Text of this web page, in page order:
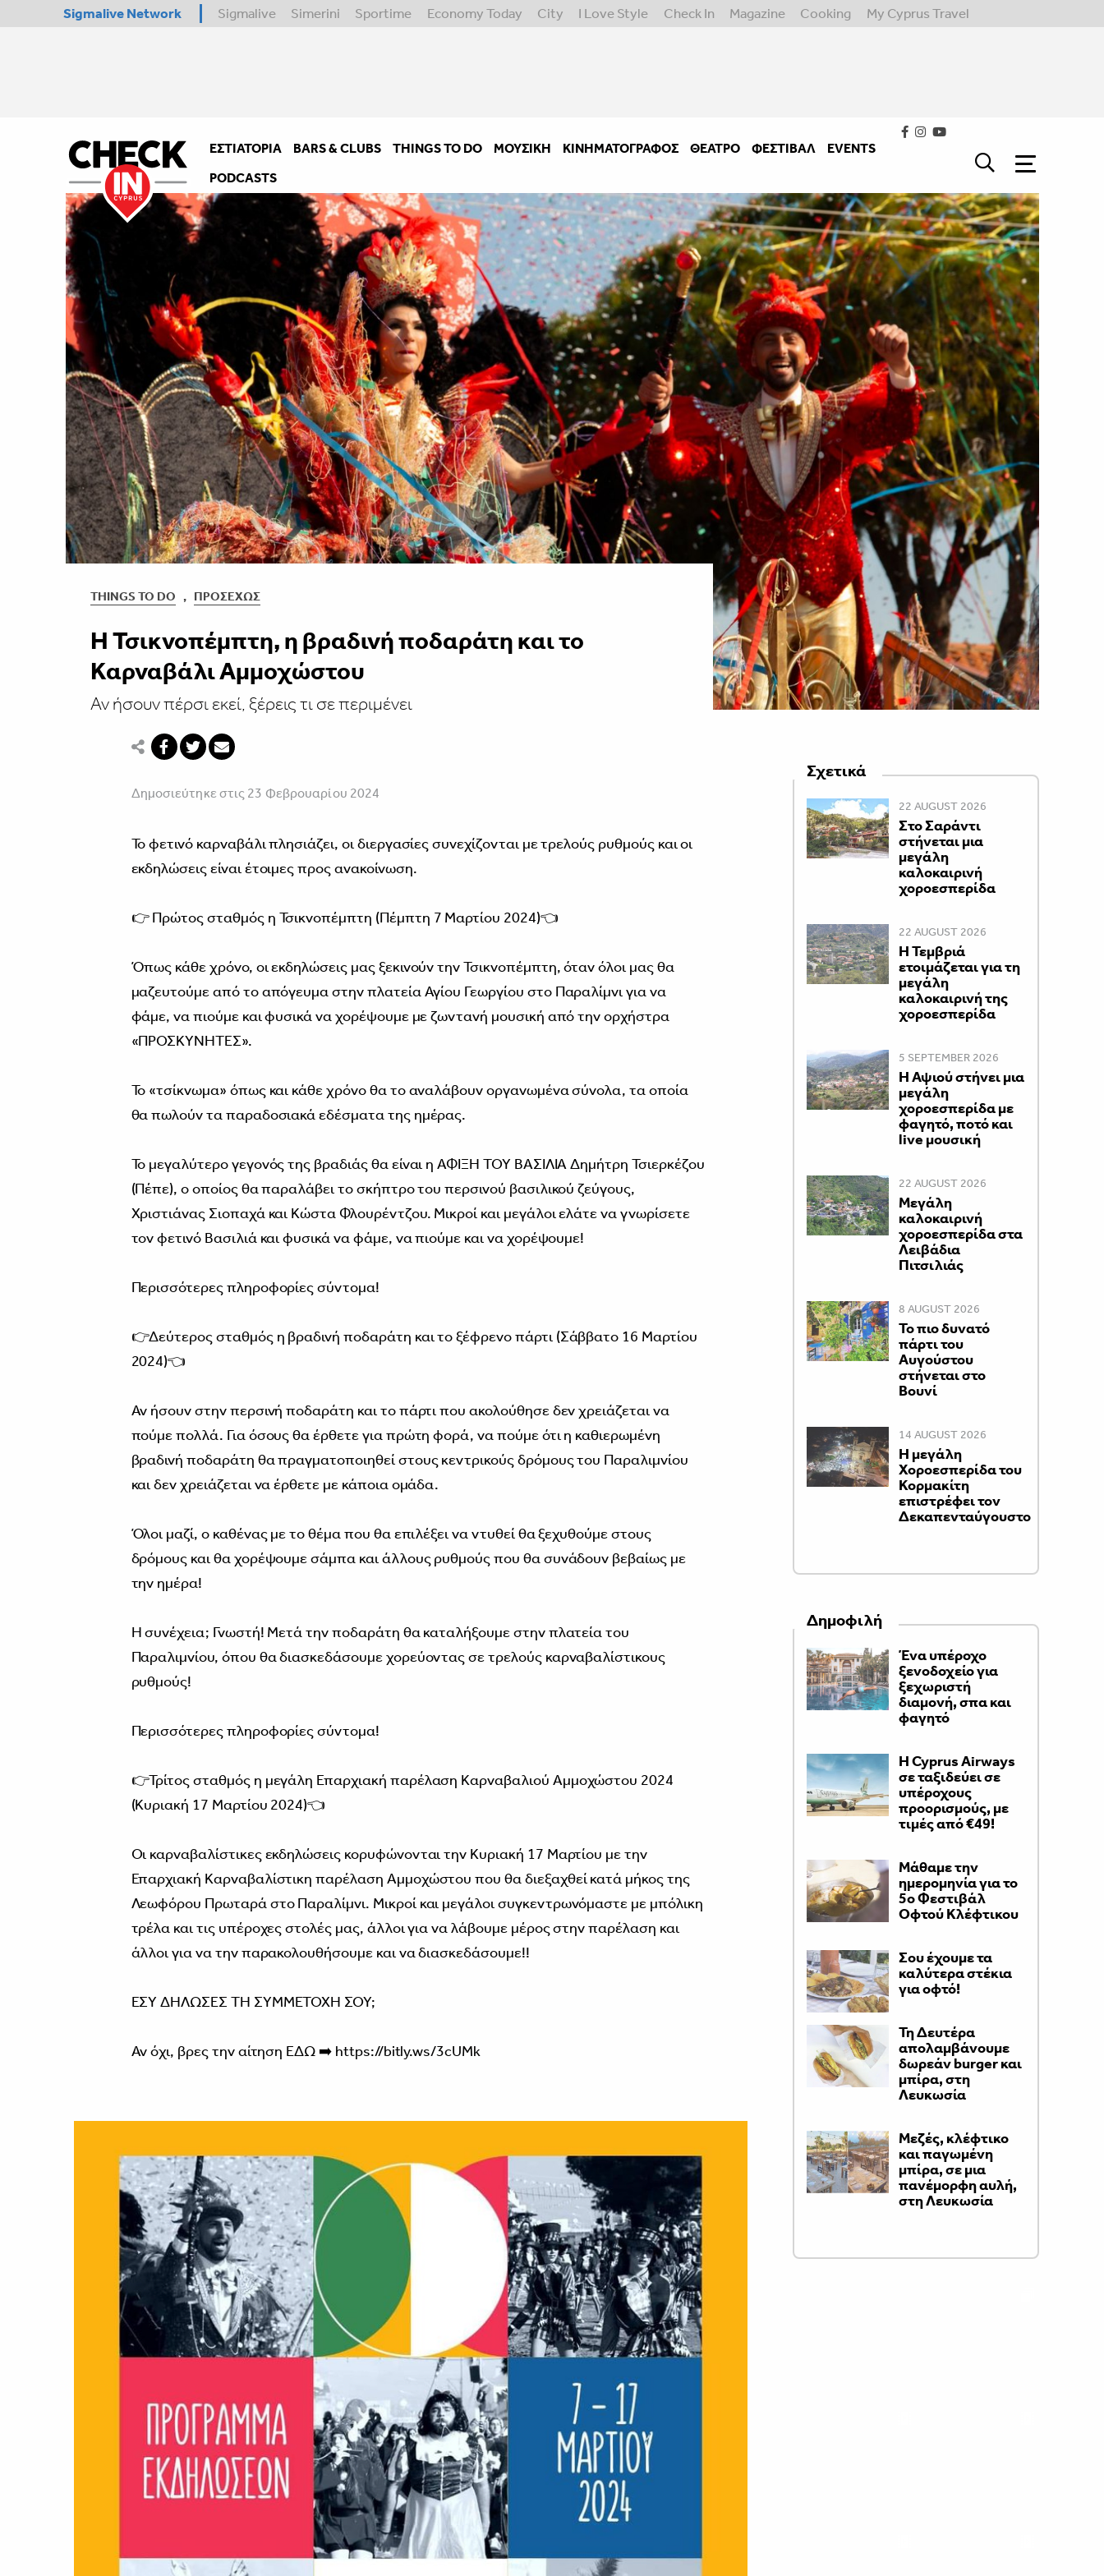
Sigmalive Network Sigmalive Simerini Sportime Economy Today City I Love Style Check In Magazine Cooking My Cyprus Travel
ΕΣΤΙΑΤΌΡΙΑ BARS & CLUBS THINGS TO DO ΜΟΥΣΙΚΉ ΚΙΝΗΜΑΤΟΓΡΆΦΟΣ ΘΈΑΤΡΟ ΦΕΣΤΙΒΑΛ
EVENTS
PODCASTS
THINGS TO DO , ΠΡΟΣΕΧΏΣ
Η Τσικνοπέμπτη, η βραδινή ποδαράτη και το
Καρναβάλι Αμμοχώστου
Αν ήσουν πέρσι εκεί, ξέρεις τι σε περιμένει
Δημοσιεύτηκε στις 23 Φεβρουαρίου 2024
Το φετινό καρναβάλι πλησιάζει, οι διεργασίες συνεχίζονται με τρελούς ρυθμούς και οι
εκδηλώσεις είναι έτοιμες προς ανακοίνωση.
👉 Πρώτος σταθμός η Τσικνοπέμπτη (Πέμπτη 7 Μαρτίου 2024)👈
Όπως κάθε χρόνο, οι εκδηλώσεις μας ξεκινούν την Τσικνοπέμπτη, όταν όλοι μας θα
μαζευτούμε από το απόγευμα στην πλατεία Αγίου Γεωργίου στο Παραλίμνι για να
φάμε, να πιούμε και φυσικά να χορέψουμε με ζωντανή μουσική από την ορχήστρα
«ΠΡΟΣΚΥΝΗΤΕΣ».
Το «τσίκνωμα» όπως και κάθε χρόνο θα το αναλάβουν οργανωμένα σύνολα, τα οποία
θα πωλούν τα παραδοσιακά εδέσματα της ημέρας.
Το μεγαλύτερο γεγονός της βραδιάς θα είναι η ΑΦΙΞΗ ΤΟΥ ΒΑΣΙΛΙΑ Δημήτρη Τσιερκέζου
(Πέπε), ο οποίος θα παραλάβει το σκήπτρο του περσινού βασιλικού ζεύγους,
Χριστιάνας Σιοπαχά και Κώστα Φλουρέντζου. Μικροί και μεγάλοι ελάτε να γνωρίσετε
τον φετινό Βασιλιά και φυσικά να φάμε, να πιούμε και να χορέψουμε!
Περισσότερες πληροφορίες σύντομα!
👉Δεύτερος σταθμός η βραδινή ποδαράτη και το ξέφρενο πάρτι (Σάββατο 16 Μαρτίου
2024)👈
Αν ήσουν στην περσινή ποδαράτη και το πάρτι που ακολούθησε δεν χρειάζεται να
πούμε πολλά. Για όσους θα έρθετε για πρώτη φορά, να πούμε ότι η καθιερωμένη
βραδινή ποδαράτη θα πραγματοποιηθεί στους κεντρικούς δρόμους του Παραλιμνίου
και δεν χρειάζεται να έρθετε με κάποια ομάδα.
Όλοι μαζί, ο καθένας με το θέμα που θα επιλέξει να ντυθεί θα ξεχυθούμε στους
δρόμους και θα χορέψουμε σάμπα και άλλους ρυθμούς που θα συνάδουν βεβαίως με
την ημέρα!
Η συνέχεια; Γνωστή! Μετά την ποδαράτη θα καταλήξουμε στην πλατεία του
Παραλιμνίου, όπου θα διασκεδάσουμε χορεύοντας σε τρελούς καρναβαλίστικους
ρυθμούς!
Περισσότερες πληροφορίες σύντομα!
👉Τρίτος σταθμός η μεγάλη Επαρχιακή παρέλαση Καρναβαλιού Αμμοχώστου 2024
(Κυριακή 17 Μαρτίου 2024)👈
Οι καρναβαλίστικες εκδηλώσεις κορυφώνονται την Κυριακή 17 Μαρτίου με την
Επαρχιακή Καρναβαλίστικη παρέλαση Αμμοχώστου που θα διεξαχθεί κατά μήκος της
Λεωφόρου Πρωταρά στο Παραλίμνι. Μικροί και μεγάλοι συγκεντρωνόμαστε με μπόλικη
τρέλα και τις υπέροχες στολές μας, άλλοι για να λάβουμε μέρος στην παρέλαση και
άλλοι για να την παρακολουθήσουμε και να διασκεδάσουμε!!
ΕΣΥ ΔΗΛΩΣΕΣ ΤΗ ΣΥΜΜΕΤΟΧΗ ΣΟΥ;
Αν όχι, βρες την αίτηση ΕΔΩ ➡️ https://bitly.ws/3cUMk
Σχετικά
22 AUGUST 2026
Στο Σαράντι
στήνεται μια
μεγάλη
καλοκαιρινή
χοροεσπερίδα
22 AUGUST 2026
Η Τεμβριά
ετοιμάζεται για τη
μεγάλη
καλοκαιρινή της
χοροεσπερίδα
5 SEPTEMBER 2026
Η Αψιού στήνει μια
μεγάλη
χοροεσπερίδα με
φαγητό, ποτό και
live μουσική
22 AUGUST 2026
Μεγάλη
καλοκαιρινή
χοροεσπερίδα στα
Λειβάδια
Πιτσιλιάς
8 AUGUST 2026
Το πιο δυνατό
πάρτι του
Αυγούστου
στήνεται στο
Βουνί
14 AUGUST 2026
Η μεγάλη
Χοροεσπερίδα του
Κορμακίτη
επιστρέφει τον
Δεκαπενταύγουστο
Δημοφιλή
Ένα υπέροχο
ξενοδοχείο για
ξεχωριστή
διαμονή, σπα και
φαγητό
H Cyprus Airways
σε ταξιδεύει σε
υπέροχους
προορισμούς, με
τιμές από €49!
Μάθαμε την
ημερομηνία για το
5ο Φεστιβάλ
Οφτού Κλέφτικου
Σου έχουμε τα
καλύτερα στέκια
για οφτό!
Τη Δευτέρα
απολαμβάνουμε
δωρεάν burger και
μπίρα, στη
Λευκωσία
Μεζές, κλέφτικο
και παγωμένη
μπίρα, σε μια
πανέμορφη αυλή,
στη Λευκωσία